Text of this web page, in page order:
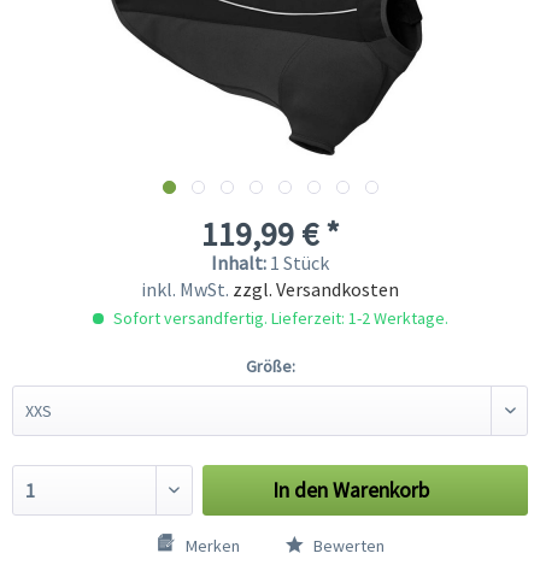
119,99 € *
Inhalt: 1 Stück
inkl. MwSt. zzgl. Versandkosten
Sofort versandfertig. Lieferzeit: 1-2 Werktage.
Größe:
In denWarenkorb
Merken Bewerten